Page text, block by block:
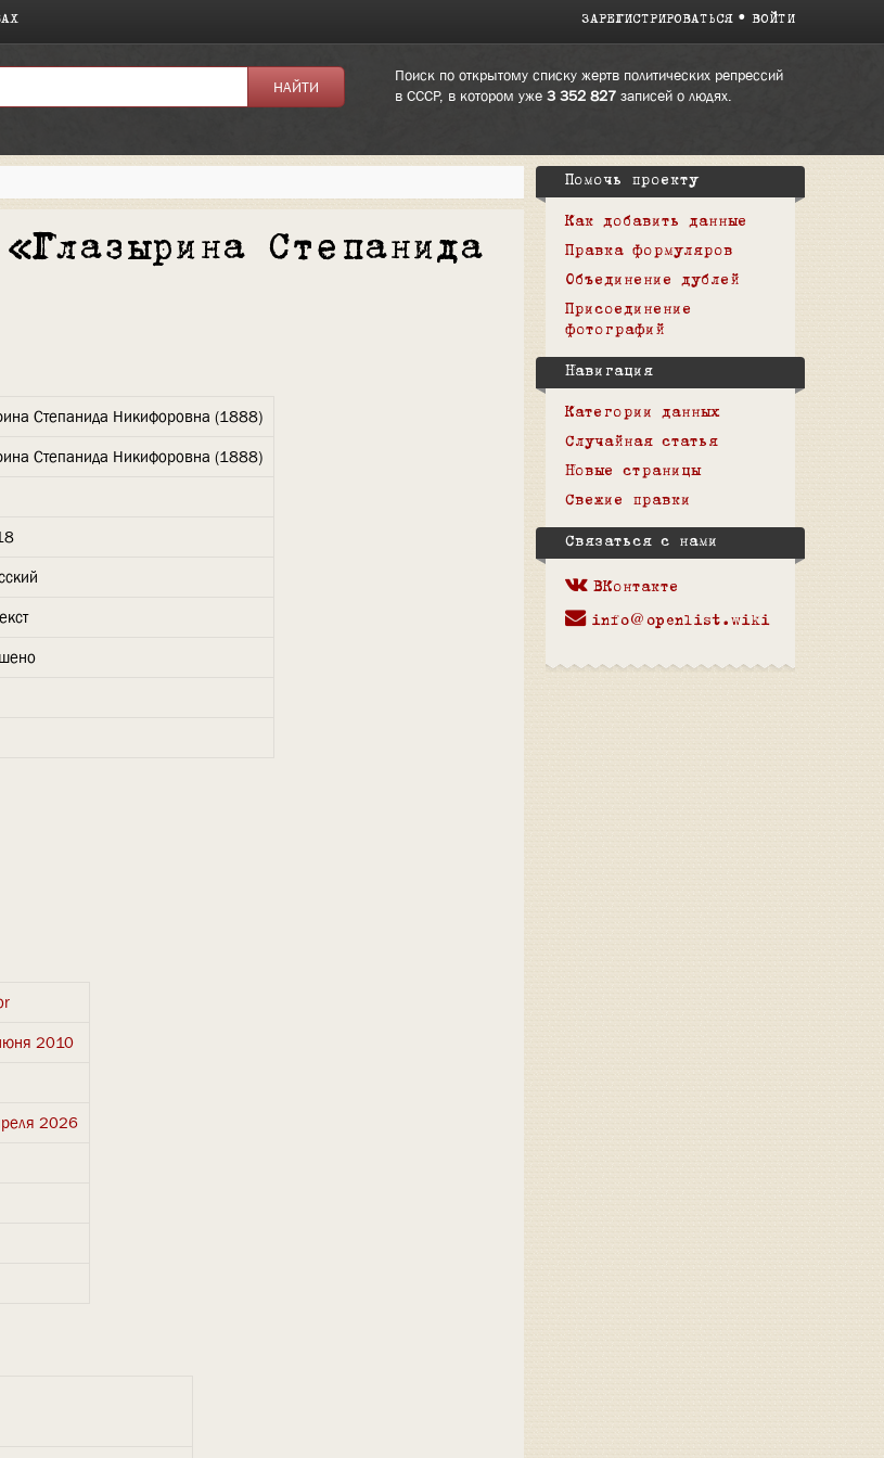
ЗАРЕГИСТРИРОВАТЬСЯ ВОЙТИ
Поиск по открытому списку жертв политических репрессий
в СССР, в котором уже 3 352 827записей о людях.
Степанида
Степанида Никифоровна (1888)
Степанида Никифоровна (1888)
2010
2026
Помочь проекту
Как добавить данные
Правка формуляров
Объединение дублей
Присоединение
фотографий
Навигация
Категории данных
Случайная статья
Новые страницы
Свежие правки
Связаться с нами
ВКонтакте
info@openlist.wiki